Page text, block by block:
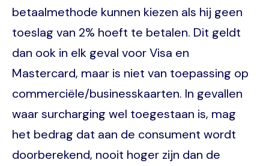
betaalmethode kunnen kiezen als hij geen
toeslag van 2% hoeft te betalen. Dit geldt
dan ook in elk geval voor Visa en
Mastercard, maar is niet van toepassing op
commerciële/businesskaarten. In gevallen
waar surcharging wel toegestaan is, mag
het bedrag dat aan de consument wordt
doorberekend, nooit hoger zijn dan de